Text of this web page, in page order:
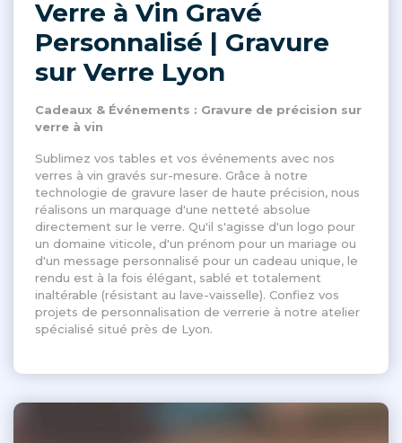
Verre à Vin Gravé
Personnalisé | Gravure
sur Verre Lyon
Cadeaux & Événements : Gravure de précision sur
verre à vin
Sublimez vos tables et vos événements avec nos
verres à vin gravés sur-mesure. Grâce à notre
technologie de gravure laser de haute précision, nous
réalisons un marquage d'une netteté absolue
directement sur le verre. Qu'il s'agisse d'un logo pour
un domaine viticole, d'un prénom pour un mariage ou
d'un message personnalisé pour un cadeau unique, le
rendu est à la fois élégant, sablé et totalement
inaltérable (résistant au lave-vaisselle). Confiez vos
projets de personnalisation de verrerie à notre atelier
spécialisé situé près de Lyon.